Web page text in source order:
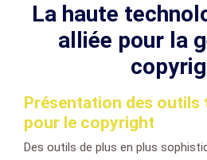
La haute
alliée pour la
Présentation des outils
pour le copyright
Des outils de plus en plus